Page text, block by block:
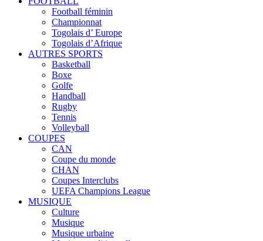
Football féminin
Championnat
Togolais d’ Europe
Togolais d’Afrique
AUTRES SPORTS
Basketball
Boxe
Golfe
Handball
Rugby
Tennis
Volleyball
COUPES
CAN
Coupe du monde
CHAN
Coupes Interclubs
UEFA Champions League
MUSIQUE
Culture
Musique
Musique urbaine